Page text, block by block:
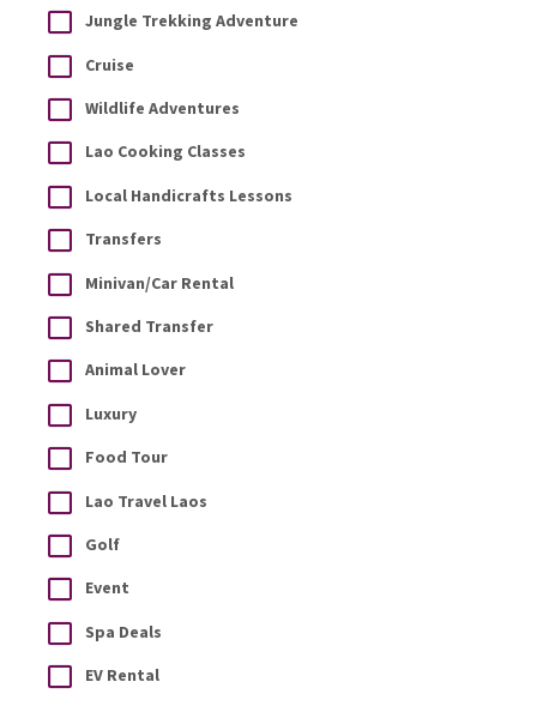
Jungle Trekking Adventure
Cruise
Wildlife Adventures
Lao Cooking Classes
Local Handicrafts Lessons
Transfers
Minivan/Car Rental
Shared Transfer
Animal Lover
Luxury
Food Tour
Lao Travel Laos
Golf
Event
Spa Deals
EV Rental